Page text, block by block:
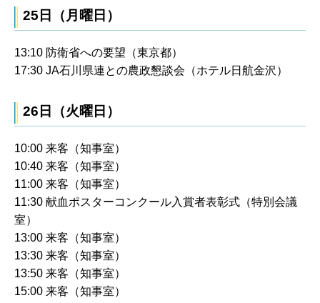
25日（月曜日）
13:10 防衛省への要望（東京都）
17:30 JA石川県連との農政懇談会（ホテル日航金沢）
26日（火曜日）
10:00 来客（知事室）
10:40 来客（知事室）
11:00 来客（知事室）
11:30 献血ポスターコンクール入賞者表彰式（特別会議
室）
13:00 来客（知事室）
13:30 来客（知事室）
13:50 来客（知事室）
15:00 来客（知事室）